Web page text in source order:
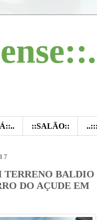
::SALÃO::
TERRENO BALDIO
DO AÇUDE EM